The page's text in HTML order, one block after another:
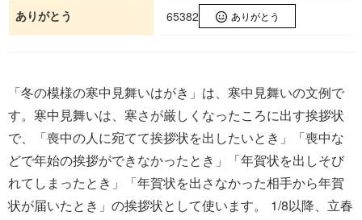
ありがとう 65382 ありがとう
「冬の模様の寒中見舞いはがき」は、寒中見舞いの文例で
す。寒中見舞いは、寒さが厳しくなったころに出す挨拶状
で、「喪中の人に宛てて挨拶状を出したいとき」「喪中な
どで年始の挨拶ができなかったとき」「年賀状を出しそび
れてしまったとき」「年賀状を出さなかった相手から年賀
状が届いたとき」の挨拶状として使います。 1/8以降、立春